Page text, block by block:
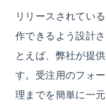
リリースされてい
作できるよう設計
とえば、弊社が提
す。受注用のフォ
理までを簡単に一